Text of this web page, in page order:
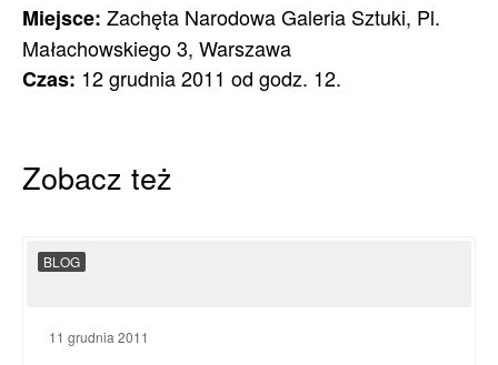
Miejsce: Zachęta Narodowa Galeria Sztuki, Pl.
Małachowskiego 3, Warszawa
Czas: 12 grudnia 2011 od godz. 12.
Zobacz też
BLOG
11 grudnia 2011